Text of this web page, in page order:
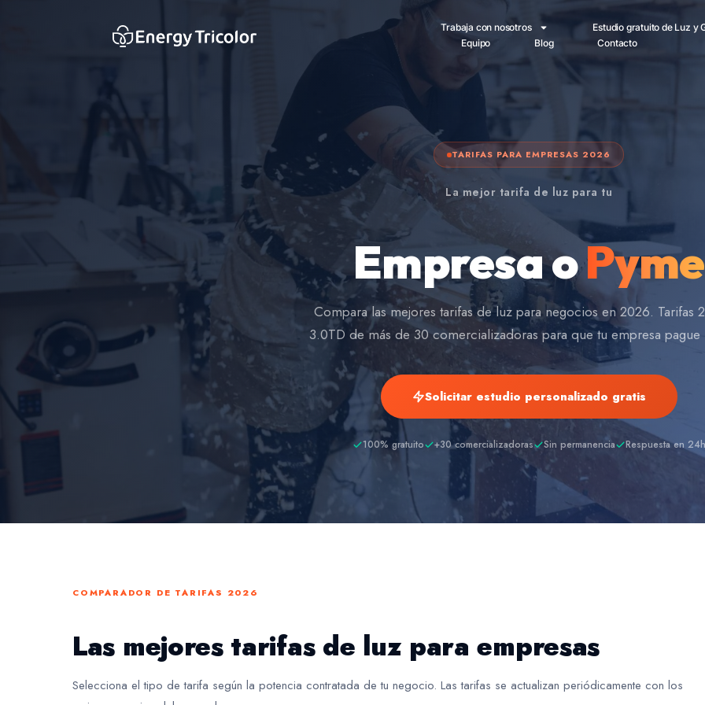
Trabaja con nosotros
Estudio gratuito de Luz y
Equipo
Blog Contacto
TARIFAS PARA EMPRESAS 2026
La mejor tarifa de luz para tu
Empresa oPyme
Compara las mejores tarifas de luz para negocios en 2026. Tarifas
3.0TD de más de 30 comercializadoras para que tu empresa pague
Solicitar estudio personalizado gratis
100% gratuito +30 comercializadoras Sin permanencia Respuesta en 24h
COMPARADOR DE TARIFAS 2026
Las mejores tarifas de luz para empresas
Selecciona el tipo de tarifa según la potencia contratada de tu negocio. Las tarifas se actualizan periódicamente con los